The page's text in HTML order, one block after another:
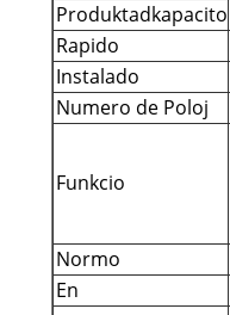
Produktadkapacito
Rapido
Instalado
Numero de Poloj
Funkcio
Normo
En